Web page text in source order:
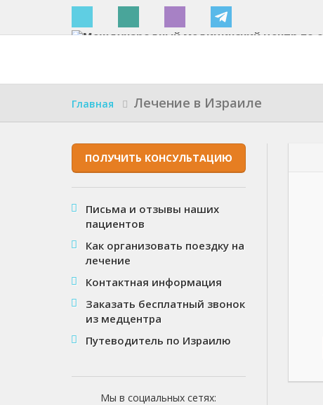
Главная Лечение в Израиле
ПОЛУЧИТЬ КОНСУЛЬТАЦИЮ
Письма и отзывы наших
пациентов
Как организовать поездку на
лечение
Контактная информация
Заказать бесплатный звонок
из медцентра
Путеводитель по Израилю
Мы в социальных сетях: